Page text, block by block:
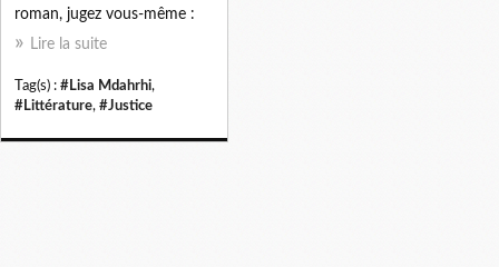
roman, jugez vous-même :
Lire la suite
Tag(s) : #Lisa Mdahrhi,
#Littérature, #Justice